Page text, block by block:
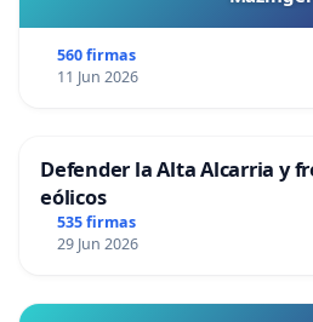
560 firmas
11 Jun 2026
Defender la Alta Alcarria y
eólicos
535 firmas
29 Jun 2026